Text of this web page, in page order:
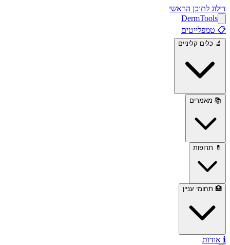
דילוג לתוכן הראשי
DermTools
📋 טמפלייטים
🔬 כלים קליניים
📚 מאמרים
💊 תרופות
🏥 תחומי עניין
ℹ️ אודות